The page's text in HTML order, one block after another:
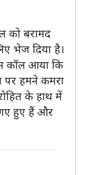
को बरामद
भेज दिया है।
कॉल आया कि
पर हमने कमरा
के हाथ में
हुए हैं और